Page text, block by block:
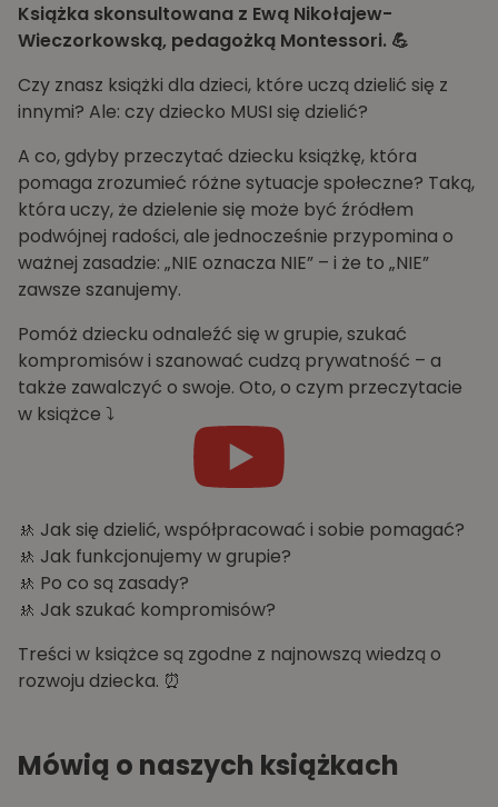
Książka skonsultowana z Ewą Nikołajew-
Wieczorkowską, pedagożką Montessori. 💪
Czy znasz książki dla dzieci, które uczą dzielić się z
innymi? Ale: czy dziecko MUSI się dzielić?
A co, gdyby przeczytać dziecku książkę, która
pomaga zrozumieć różne sytuacje społeczne? Taką,
która uczy, że dzielenie się może być źródłem
podwójnej radości, ale jednocześnie przypomina o
ważnej zasadzie: „NIE oznacza NIE” – i że to „NIE”
zawsze szanujemy.
Pomóż dziecku odnaleźć się w grupie, szukać
kompromisów i szanować cudzą prywatność – a
także zawalczyć o swoje. Oto, o czym przeczytacie
w książce ⤵️
🚸 Jak się dzielić, współpracować i sobie pomagać?
🚸 Jak funkcjonujemy w grupie?
🚸 Po co są zasady?
🚸 Jak szukać kompromisów?
Treści w książce są zgodne z najnowszą wiedzą o
rozwoju dziecka. ⏰
Mówią o naszych książkach